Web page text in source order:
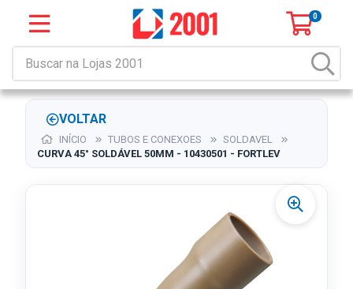
0
VOLTAR
INÍCIO TUBOS E CONEXOES
SOLDAVEL
CURVA 45° SOLDÁVEL 50MM - 10430501 - FORTLEV